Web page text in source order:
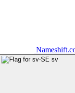
sv